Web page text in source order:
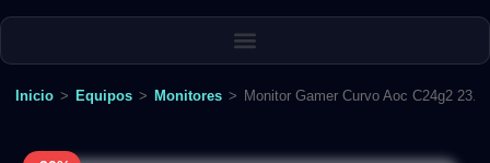
Inicio > Equipos > Monitores > Monitor Gamer Curvo Aoc C24g2